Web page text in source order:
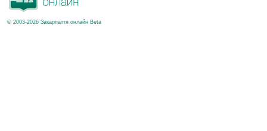
© 2003-2026 Закарпаття онлайн Beta